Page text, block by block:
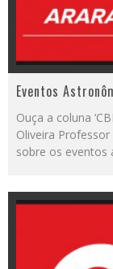
Eventos
Ouça a coluna
Oliveira
sobre os eventos